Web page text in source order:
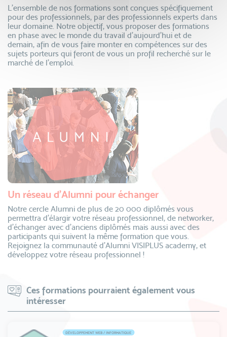
L’ensemble de nos formations sont conçues spécifiquement
pour des professionnels, par des professionnels experts dans
leur domaine. Notre objectif, vous proposer des formations
en phase avec le monde du travail d’aujourd’hui et de
demain, afin de vous faire monter en compétences sur des
sujets porteurs qui feront de vous un profil recherché sur le
marché de l’emploi.
Un réseau d’Alumni pour échanger
Notre cercle Alumni de plus de 20 000 diplômés vous
permettra d’élargir votre réseau professionnel, de networker,
d’échanger avec d’anciens diplômés mais aussi avec des
participants qui suivent la même formation que vous.
Rejoignez la communauté d’Alumni VISIPLUS academy, et
développez votre réseau professionnel !
Ces formations pourraient également vous
intéresser
DÉVELOPPEMENT WEB / INFORMATIQUE